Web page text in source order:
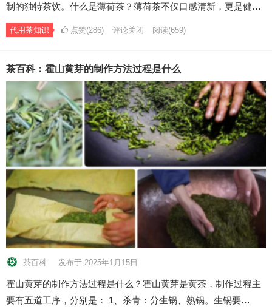
制的独特茶饮。什么是薄荷茶？薄荷茶不仅口感清新，更是健…
代用茶知识 点赞(286) 评论关闭 阅读(659)
茶百科：霍山黄芽的制作方法过程是什么
茶百科 发布于 2025年1月15日
霍山黄芽的制作方法过程是什么？霍山黄芽是黄茶，制作过程主
要有五道工序，分别是： 1、杀青：分生锅、熟锅。生锅要…